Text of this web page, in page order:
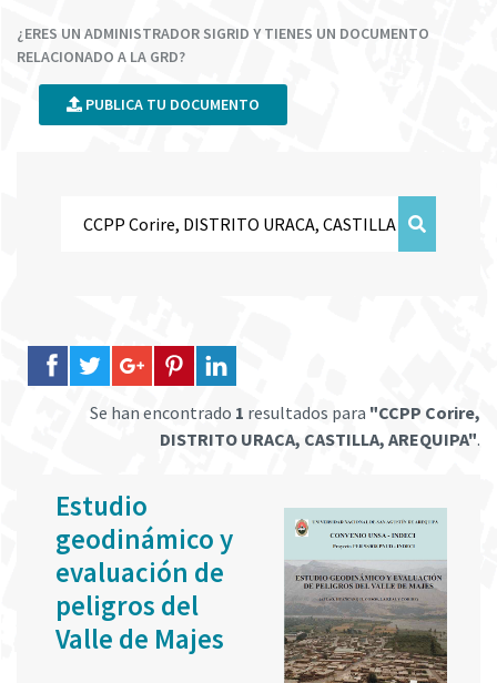
¿ERES UN ADMINISTRADOR SIGRID Y TIENES UN DOCUMENTO
RELACIONADO A LA GRD?
PUBLICA TU DOCUMENTO
Se han encontrado 1 resultados para "CCPP Corire,
DISTRITO URACA, CASTILLA, AREQUIPA".
Estudio
geodinámico y
evaluación de
peligros del
Valle de Majes